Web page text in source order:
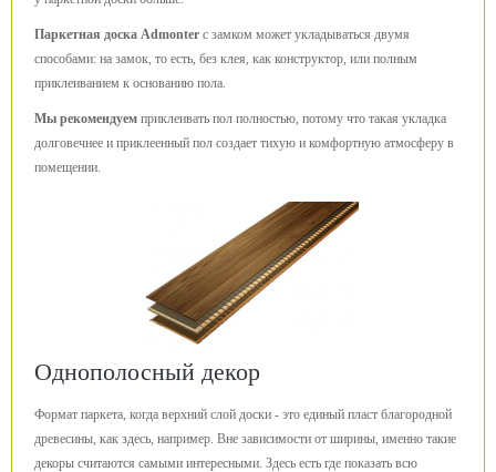
Паркетная доска Admonter с замком может укладываться двумя
способами: на замок, то есть, без клея, как конструктор, или полным
приклеиванием к основанию пола.
Мы рекомендуем приклеивать пол полностью, потому что такая укладка
долговечнее и приклеенный пол создает тихую и комфортную атмосферу в
помещении.
Однополосный декор
Формат паркета, когда верхний слой доски - это единый пласт благородной
древесины, как здесь, например. Вне зависимости от ширины, именно такие
декоры считаются самыми интересными. Здесь есть где показать всю